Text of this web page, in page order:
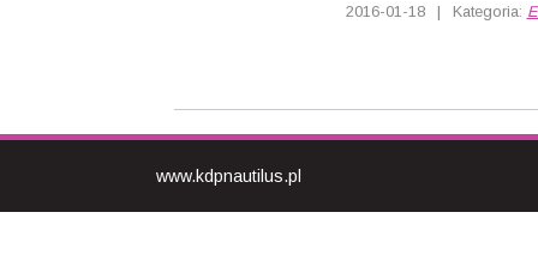
2016-01-18 | Kategoria:
www.kdpnautilus.pl